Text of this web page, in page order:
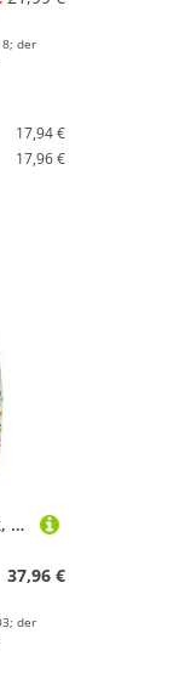
der
17,94 €
17,96 €
VAPOKF Basketball-Rucksack, Sporttasche mit Ball- und Schuhfach für Fußball, Volleyball, Schwimmen, Fitnessstudio, Reisen, Zitat, Kunst, Nachricht, Kalligraphie
37,96 €
der